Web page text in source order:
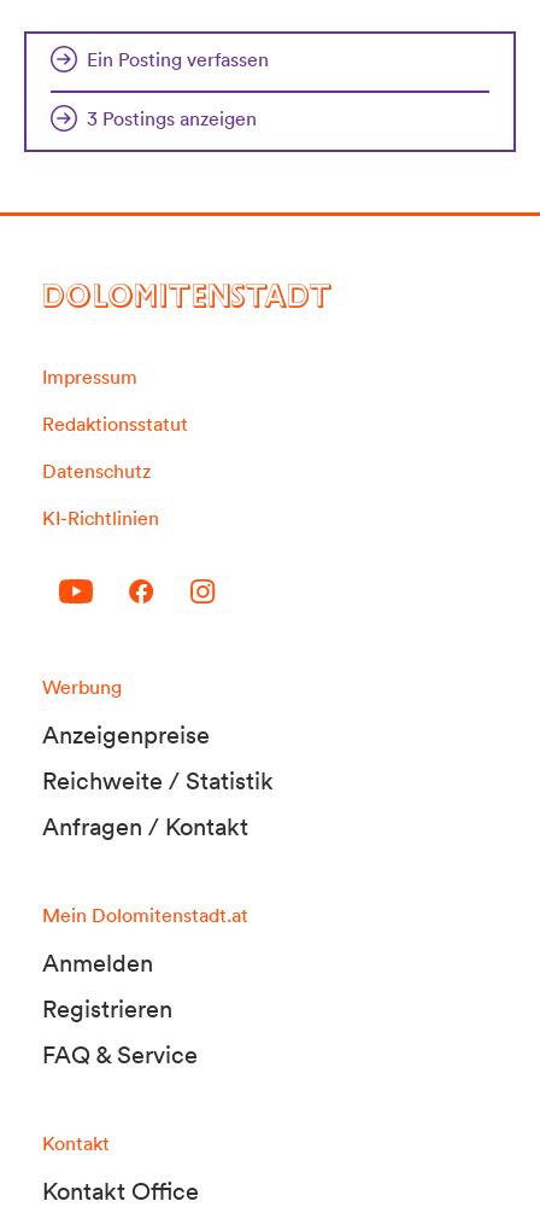
Ein Posting verfassen
3 Postings anzeigen
DOLOMITENSTADT
Impressum
Redaktionsstatut
Datenschutz
KI-Richtlinien
Werbung
Anzeigenpreise
Reichweite / Statistik
Anfragen / Kontakt
Mein Dolomitenstadt.at
Anmelden
Registrieren
FAQ & Service
Kontakt
Kontakt Office